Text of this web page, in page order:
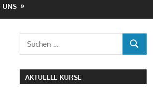
UNS
SUCHEN
AKTUELLE KURSE